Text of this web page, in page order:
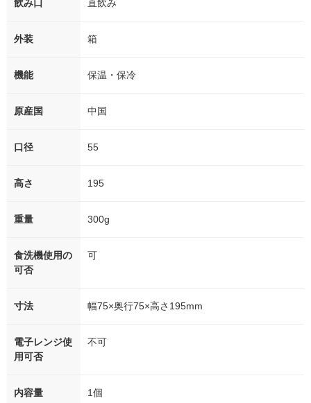
飲み口 直飲み
外装 箱
機能 保温・保冷
原産国 中国
口径 55
高さ 195
重量 300g
食洗機使用の
可否
可
寸法 幅75×奥行75×高さ195mm
電子レンジ使
用可否
不可
内容量 1個